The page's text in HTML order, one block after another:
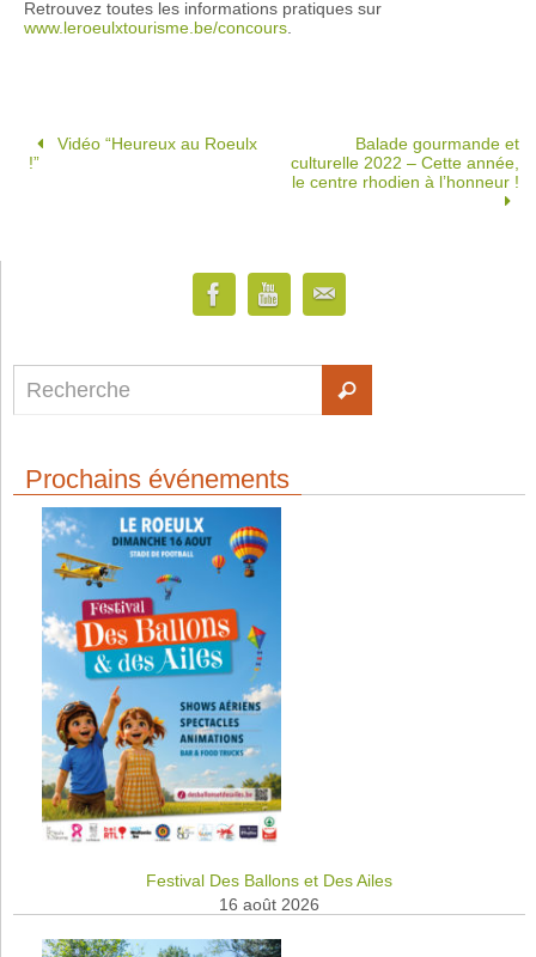
Retrouvez toutes les informations pratiques sur
www.leroeulxtourisme.be/concours.
Vidéo “Heureux au Roeulx
!”
Balade gourmande et
culturelle 2022 – Cette année,
le centre rhodien à l’honneur !
Prochains événements
Festival Des Ballons et Des Ailes
16 août 2026